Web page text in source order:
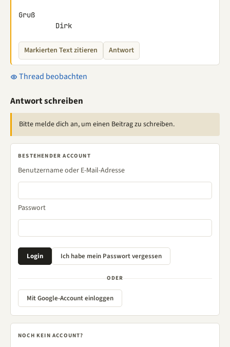
Gruß
         Dirk
Markierten Text zitieren Antwort
Thread beobachten
Antwort schreiben
Bitte melde dich an, um einen Beitrag zu schreiben.
BESTEHENDER ACCOUNT
Benutzername oder E-Mail-Adresse
Passwort
ODER
Mit Google-Account einloggen
NOCH KEIN ACCOUNT?